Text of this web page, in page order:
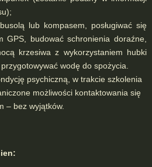
lub kompasem, posługiwać się
GPS, budować schronienia doraźne,
krzesiwa z wykorzystaniem hubki
wodę do spożycia.
psychiczną, w trakcie szkolenia
możliwości kontaktowania się
– bez wyjątków.